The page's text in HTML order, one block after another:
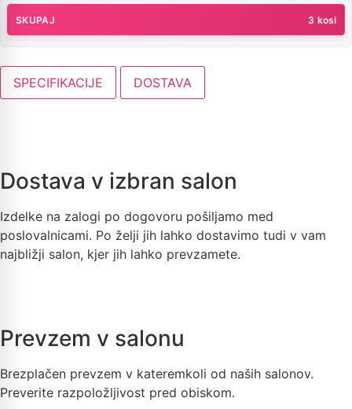
SKUPAJ 3 kosi
SPECIFIKACIJE DOSTAVA
Dostava v izbran salon
Izdelke na zalogi po dogovoru pošiljamo med
poslovalnicami. Po želji jih lahko dostavimo tudi v vam
najbližji salon, kjer jih lahko prevzamete.
Prevzem v salonu
Brezplačen prevzem v kateremkoli od naših salonov.
Preverite razpoložljivost pred obiskom.